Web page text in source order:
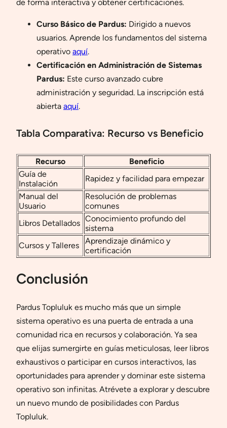
de forma interactiva y obtener certificaciones.
Curso Básico de Pardus: Dirigido a nuevos
usuarios. Aprende los fundamentos del sistema
operativo aquí.
Certificación en Administración de Sistemas
Pardus: Este curso avanzado cubre
administración y seguridad. La inscripción está
abierta aquí.
Tabla Comparativa: Recurso vs Beneficio
Recurso
Beneficio
Guía de
Instalación
Rapidez y facilidad para empezar
Manual del
Usuario
Resolución de problemas
comunes
Libros Detallados Conocimiento profundo del
sistema
Cursos y Talleres
Aprendizaje dinámico y
certificación
Conclusión
Pardus Topluluk es mucho más que un simple
sistema operativo es una puerta de entrada a una
comunidad rica en recursos y colaboración. Ya sea
que elijas sumergirte en guías meticulosas, leer libros
exhaustivos o participar en cursos interactivos, las
oportunidades para aprender y dominar este sistema
operativo son infinitas. Atrévete a explorar y descubre
un nuevo mundo de posibilidades con Pardus
Topluluk.